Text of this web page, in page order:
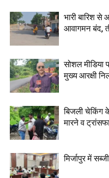
भारी बारिश से
आवागमन बंद,
सोशल मीडिया
मुख्य आरक्षी
बिजली चेकिंग
मारने व
मिर्जापुर में